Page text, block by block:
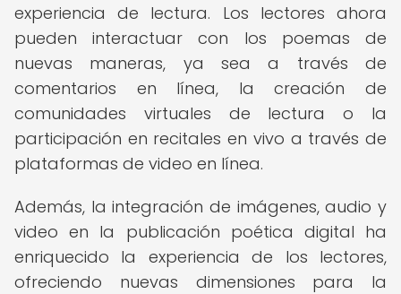
experiencia de lectura. Los lectores ahora
pueden interactuar con los poemas de
nuevas maneras, ya sea a través de
comentarios en línea, la creación de
comunidades virtuales de lectura o la
participación en recitales en vivo a través de
plataformas de video en línea.
Además, la integración de imágenes, audio y
video en la publicación poética digital ha
enriquecido la experiencia de los lectores,
ofreciendo nuevas dimensiones para la